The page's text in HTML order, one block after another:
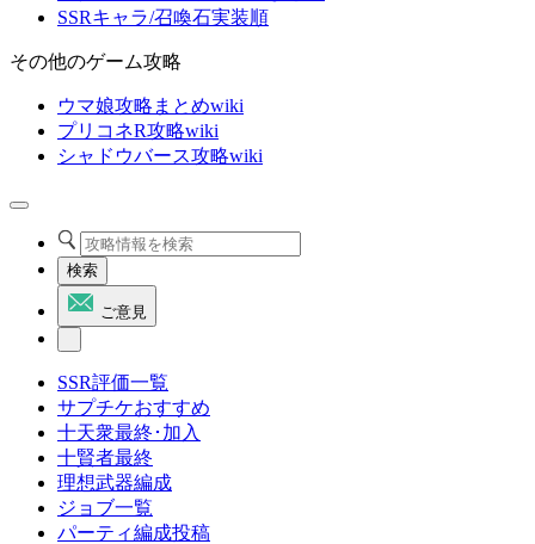
SSRキャラ/召喚石実装順
その他のゲーム攻略
ウマ娘攻略まとめwiki
プリコネR攻略wiki
シャドウバース攻略wiki
検索
ご意見
SSR評価一覧
サプチケおすすめ
十天衆最終･加入
十賢者最終
理想武器編成
ジョブ一覧
パーティ編成投稿